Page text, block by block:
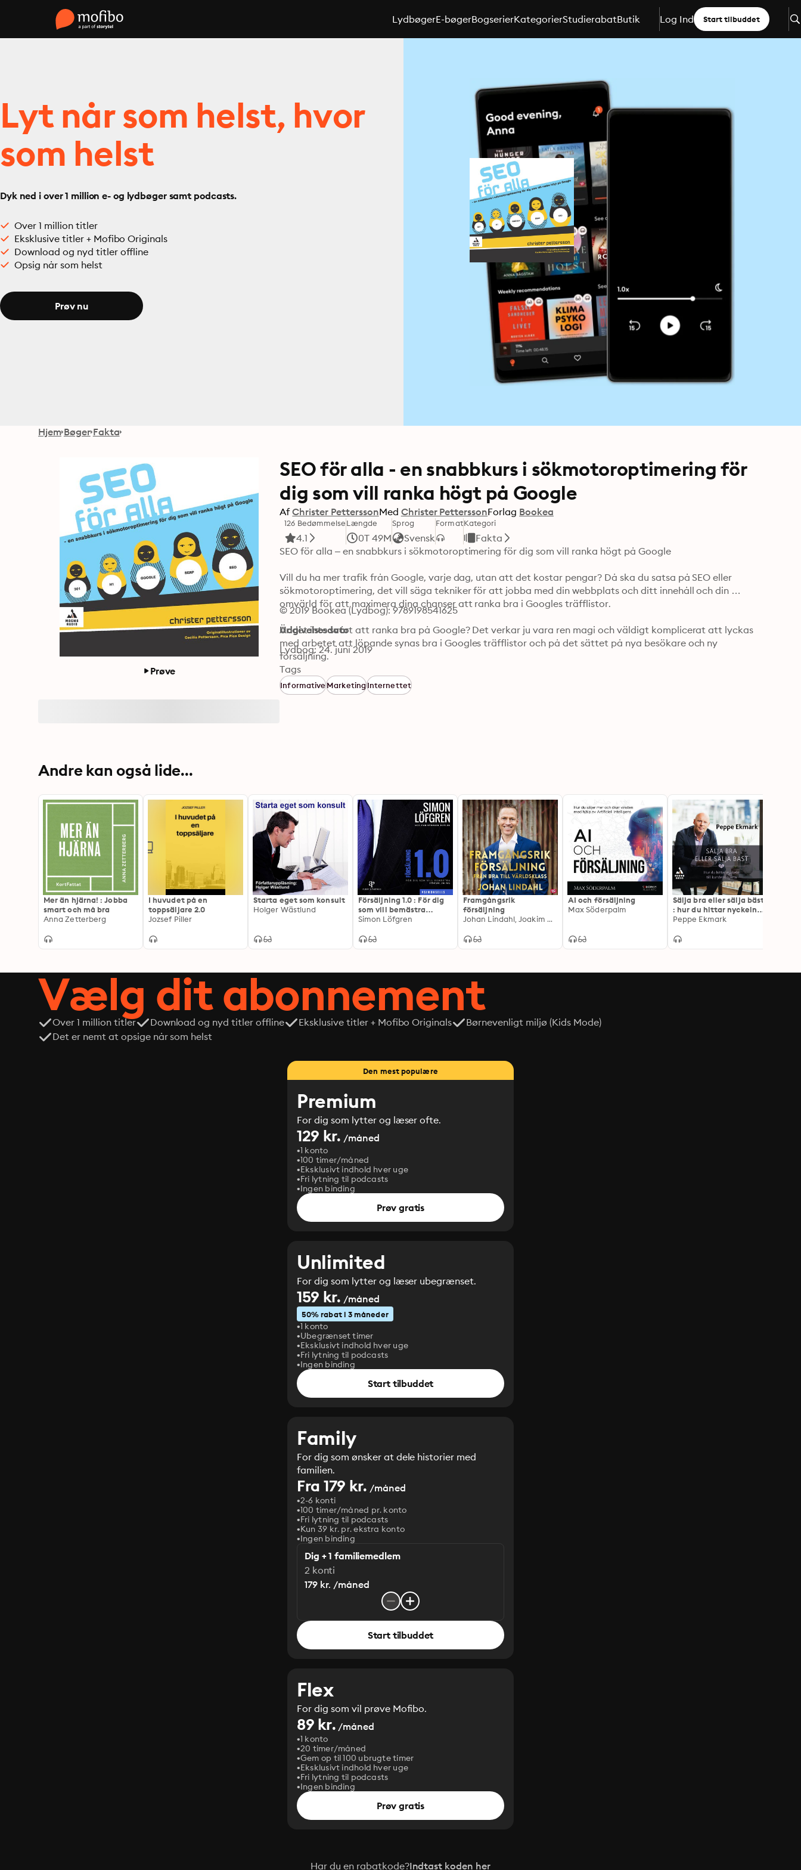
LydbøgerE-bøgerBogserierKategorierStudierabatButik Log Ind Start tilbuddet
Lyt når som helst, hvor
som helst
Dyk ned i over 1 million e- og lydbøger samt podcasts.
Over 1 million titler
Eksklusive titler + Mofibo Originals
Download og nyd titler offline
Opsig når som helst
Prøv nu
Hjem Bøger Fakta
Prøve
SEO för alla - en snabbkurs i sökmotoroptimering för
dig som vill ranka högt på Google
Af Christer PetterssonMed Christer PetterssonForlag Bookea
126 Bedømmelse
4.1
Længde
0T 49M
Sprog
Svensk
FormatKategori
Fakta
SEO för alla – en snabbkurs i sökmotoroptimering för dig som vill ranka högt på Google
Vill du ha mer trafik från Google, varje dag, utan att det kostar pengar? Då ska du satsa på SEO eller
sökmotoroptimering, det vill säga tekniker för att jobba med din webbplats och ditt innehåll och din
omvärld för att maximera dina chanser att ranka bra i Googles träfflistor.
Är det inte svårt att ranka bra på Google? Det verkar ju vara ren magi och väldigt komplicerat att lyckas
med arbetet att löpande synas bra i Googles träfflistor och på det sättet på nya besökare och ny
försäljning.
Enligt författaren Christer Pettersson är det mesta och det viktigaste inom SEO inte alls svårt och det krävs
ingen magi eller något trolleri för att ranka bra – det som krävs är bara kunskap om hur Google rankar
och Sergey Brin startade sökmotorn Google på Stanford University. Han har skrivit nio böcker och föreläser
regelbundet om content marketing, e-handel och sökmotoroptimering.
© 2019 Bookea (Lydbog): 9789198541625
Udgivelsesdato
Lydbog: 24. juni 2019
Tags
InformativeMarketingInternettet
Andre kan også lide...
Mer än hjärna! : Jobba
smart och må bra
Anna Zetterberg
I huvudet på en
toppsäljare 2.0
Jozsef Piller
Starta eget som konsult
Holger Wästlund
Försäljning 1.0 : För dig
som vill bemästra
försäljning
Simon Löfgren
Framgångsrik
försäljning
Johan Lindahl, Joakim Hedström
AI och försäljning
Max Söderpalm
Sälja bra eller sälja bäst
: hur du hittar nyckeln
till kundens hjärta
Peppe Ekmark
Vælg dit abonnement
Over 1 million titler Download og nyd titler offline Eksklusive titler + Mofibo Originals
Børnevenligt miljø (Kids Mode)
Det er nemt at opsige når som helst
Den mest populære
Premium
For dig som lytter og læser ofte.
129 kr. /måned
1 konto
100 timer/måned
Eksklusivt indhold hver uge
Fri lytning til podcasts
Ingen binding
Prøv gratis
Unlimited
For dig som lytter og læser ubegrænset.
159 kr. /måned
50% rabat i 3 måneder
1 konto
Ubegrænset timer
Eksklusivt indhold hver uge
Fri lytning til podcasts
Ingen binding
Start tilbuddet
Family
For dig som ønsker at dele historier med
familien.
Fra 179 kr. /måned
2-6 konti
100 timer/måned pr. konto
Fri lytning til podcasts
Kun 39 kr. pr. ekstra konto
Ingen binding
Dig + 1 familiemedlem
2 konti
179 kr. /måned
Start tilbuddet
Flex
For dig som vil prøve Mofibo.
89 kr. /måned
1 konto
20 timer/måned
Gem op til 100 ubrugte timer
Eksklusivt indhold hver uge
Fri lytning til podcasts
Ingen binding
Prøv gratis
Har du en rabatkode?Indtast koden her